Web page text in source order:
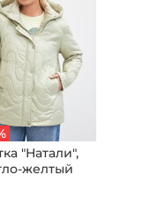
"Натали",
желтый